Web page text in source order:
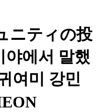
ニティの投
야에서 말했
여미 강민